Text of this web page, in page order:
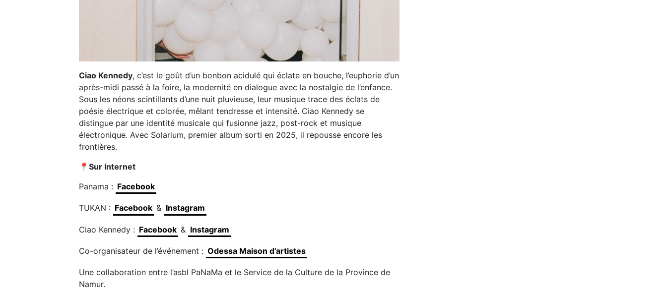
Ciao Kennedy, c’est le goût d’un bonbon acidulé qui éclate en bouche, l’euphorie d’un
après-midi passé à la foire, la modernité en dialogue avec la nostalgie de l’enfance.
Sous les néons scintillants d’une nuit pluvieuse, leur musique trace des éclats de
poésie électrique et colorée, mêlant tendresse et intensité. Ciao Kennedy se
distingue par une identité musicale qui fusionne jazz, post-rock et musique
électronique. Avec Solarium, premier album sorti en 2025, il repousse encore les
frontières.
📍 Sur Internet
Panama : Facebook
TUKAN : Facebook & Instagram
Ciao Kennedy : Facebook & Instagram
Co-organisateur de l’événement : Odessa Maison d’artistes
Une collaboration entre l’asbl PaNaMa et le Service de la Culture de la Province de
Namur.